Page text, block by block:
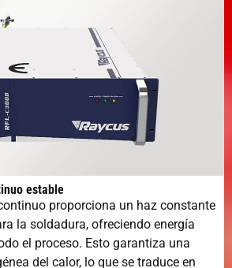
estable
proporciona un haz constante
la soldadura, ofreciendo energía
el proceso. Esto garantiza una
del calor, lo que se traduce en